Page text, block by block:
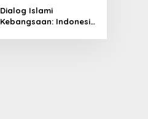
Dialog Islami
Kebangsaan: Indonesia